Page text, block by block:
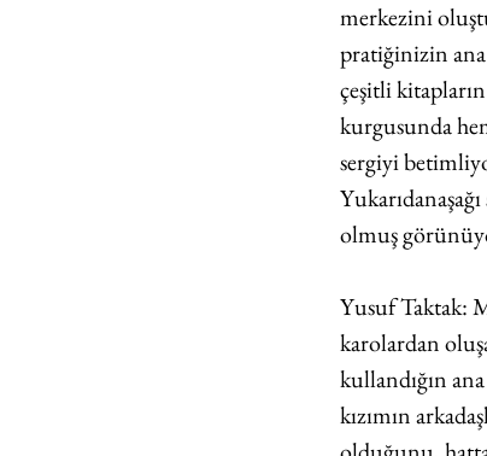
merkezini
pratiğinizin
çeşitli
kurgusunda
sergiyi
olmuş
Yusuf Taktak:
karolardan
kullandığın
kızımın